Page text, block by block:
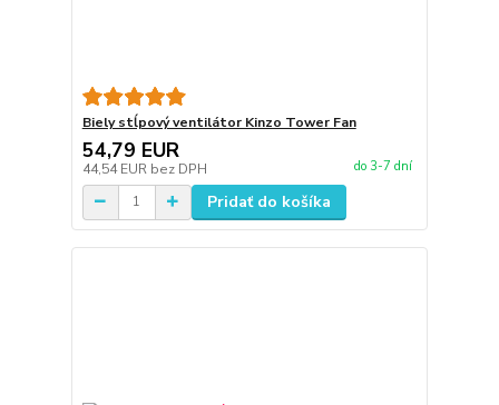
Biely stĺpový ventilátor Kinzo Tower Fan
54,79 EUR
44,54 EUR bez DPH do 3-7 dní
Pridať do košíka